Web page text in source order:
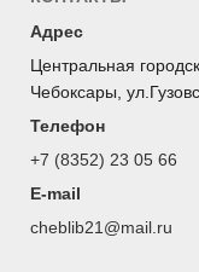
Адрес
Центральная
Чебоксары,
Телефон
+7 (8352) 23 05 66
E-mail
cheblib21@mail.ru